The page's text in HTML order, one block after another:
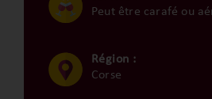
Peut être carafé ou
Région :
Corse